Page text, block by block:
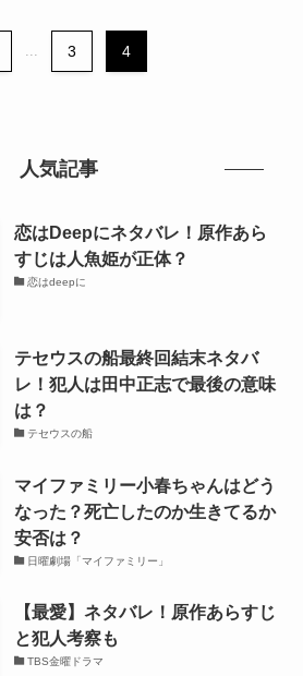
... 3 4
人気記事
恋はDeepにネタバレ！原作あら
すじは人魚姫が正体？
恋はdeepに
テセウスの船最終回結末ネタバ
レ！犯人は田中正志で最後の意味
は？
テセウスの船
マイファミリー小春ちゃんはどう
なった？死亡したのか生きてるか
安否は？
日曜劇場「マイファミリー」
【最愛】ネタバレ！原作あらすじ
と犯人考察も
TBS金曜ドラマ